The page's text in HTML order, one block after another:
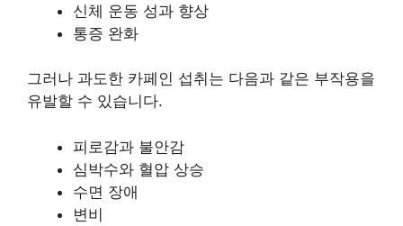
신체 운동 성과 향상
통증 완화
그러나 과도한 카페인 섭취는 다음과 같은 부작용을
유발할 수 있습니다.
피로감과 불안감
심박수와 혈압 상승
수면 장애
변비